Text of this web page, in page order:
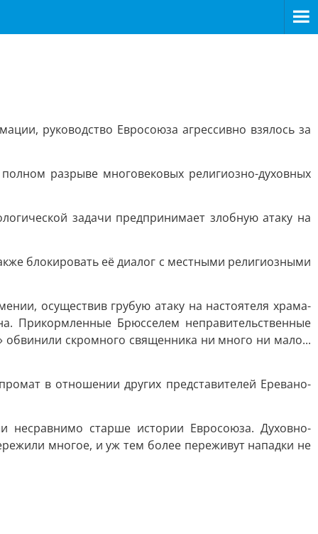
руководство Евросоюза агрессивно взялось за
разрыве многовековых религиозно-духовных
задачи предпринимает злобную атаку на
блокировать её диалог с местными религиозными
осуществив грубую атаку на настоятеля храма-
Прикормленные Брюсселем неправительственные
обвинили скромного священника ни много ни мало...
в отношении других представителей Еревано-
старше истории Евросоюза. Духовно-
многое, и уж тем более переживут нападки не